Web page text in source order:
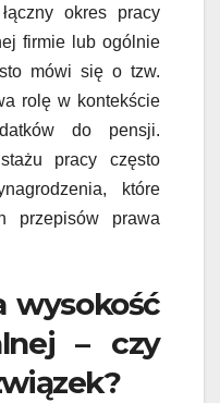
okres pracy
firmie lub ogólnie
mówi się o tzw.
rolę w kontekście
do pensji.
pracy często
które
przepisów prawa
wysokość
– czy